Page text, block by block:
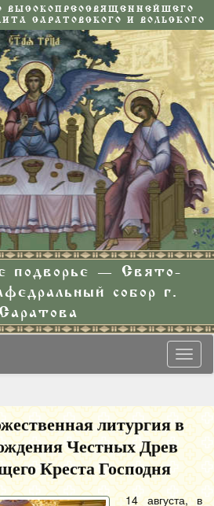
ВЫСОКОПРЕОСВЯЩЕННЕЙШЕГО
САРАТОВСКОГО И ВОЛЬСКОГО
подворье — Свято-
собор г.
Саратова
литургия в
Честных Древ
Креста Господня
14 августа, в